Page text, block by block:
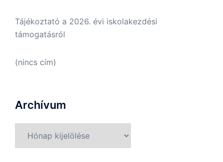
Tájékoztató a 2026. évi iskolakezdési
támogatásról
(nincs cím)
Archívum